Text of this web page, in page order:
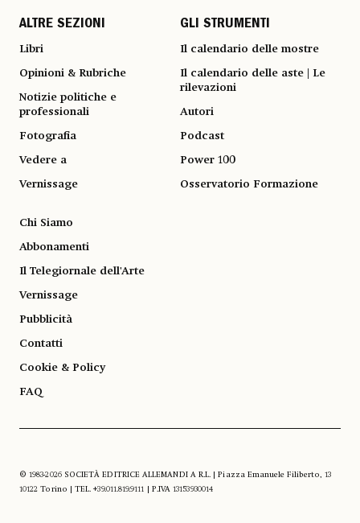
ALTRE SEZIONI
Libri
Opinioni & Rubriche
Notizie politiche e
professionali
Fotografia
Vedere a
Vernissage
GLI STRUMENTI
Il calendario delle mostre
Il calendario delle aste | Le
rilevazioni
Autori
Podcast
Power 100
Osservatorio Formazione
Chi Siamo
Abbonamenti
Il Telegiornale dell'Arte
Vernissage
Pubblicità
Contatti
Cookie & Policy
FAQ
© 1983-2026 SOCIETÀ EDITRICE ALLEMANDI A R.L. | Piazza Emanuele Filiberto, 13
10122 Torino | TEL. +39.011.819.9111 | P.IVA 13153930014